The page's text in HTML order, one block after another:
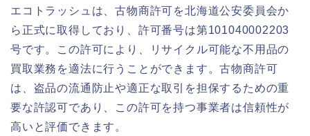
エコトラッシュは、古物商許可を北海道公安委員会か
ら正式に取得しており、許可番号は第101040002203
号です。この許可により、リサイクル可能な不用品の
買取業務を適法に行うことができます。古物商許可
は、盗品の流通防止や適正な取引を担保するための重
要な許認可であり、この許可を持つ事業者は信頼性が
高いと評価できます。